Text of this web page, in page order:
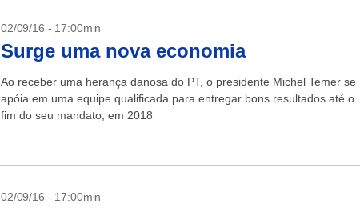
02/09/16 - 17:00min
Surge uma nova economia
Ao receber uma herança danosa do PT, o presidente Michel Temer se
apóia em uma equipe qualificada para entregar bons resultados até o
fim do seu mandato, em 2018
02/09/16 - 17:00min